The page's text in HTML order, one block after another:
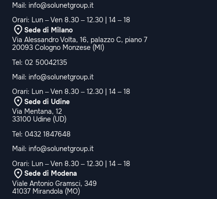
Mail: info@solunetgroup.it
Orari: Lun – Ven 8.30 – 12.30 | 14 – 18
Sede di Milano
Via Alessandro Volta, 16, palazzo C, piano 7
20093 Cologno Monzese (MI)
Tel: 02 50042135
Mail: info@solunetgroup.it
Orari: Lun – Ven 8.30 – 12.30 | 14 – 18
Sede di Udine
Via Mentana, 12
33100 Udine (UD)
Tel: 0432 1847648
Mail: info@solunetgroup.it
Orari: Lun – Ven 8.30 – 12.30 | 14 – 18
Sede di Modena
Viale Antonio Gramsci, 349
41037 Mirandola (MO)